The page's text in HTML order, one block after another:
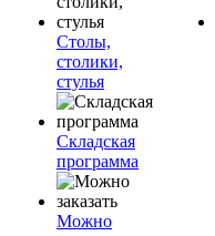
Столы,
столики,
стулья
Складская
программа
Можно